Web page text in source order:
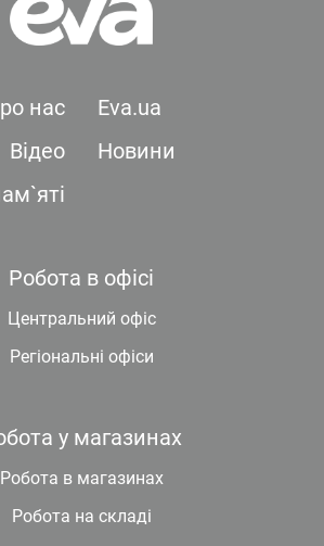
нас
Eva.ua
Відео
Новини
Робота в офісі
Центральний офіс
Регіональні офіси
у магазинах
Робота в магазинах
Робота на складі